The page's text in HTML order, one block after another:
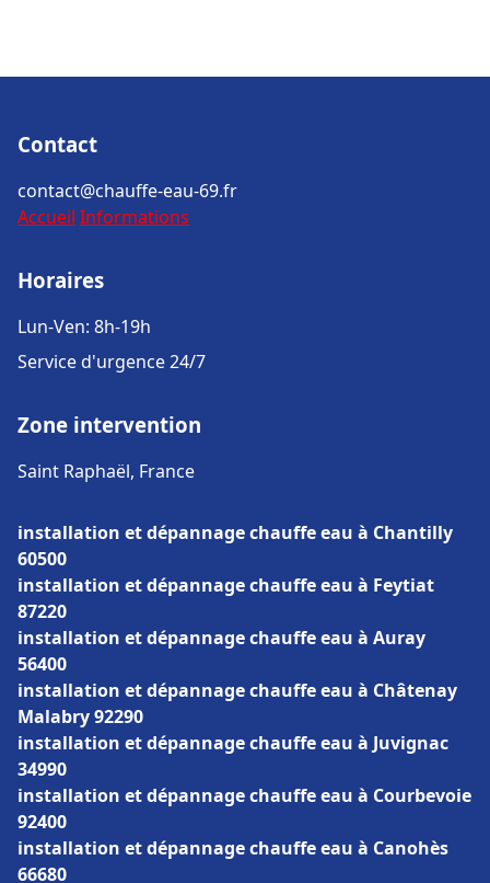
Contact
contact@chauffe-eau-69.fr
Accueil Informations
Horaires
Lun-Ven: 8h-19h
Service d'urgence 24/7
Zone intervention
Saint Raphaël, France
installation et dépannage chauffe eau à Chantilly
60500
installation et dépannage chauffe eau à Feytiat
87220
installation et dépannage chauffe eau à Auray
56400
installation et dépannage chauffe eau à Châtenay
Malabry 92290
installation et dépannage chauffe eau à Juvignac
34990
installation et dépannage chauffe eau à Courbevoie
92400
installation et dépannage chauffe eau à Canohès
66680